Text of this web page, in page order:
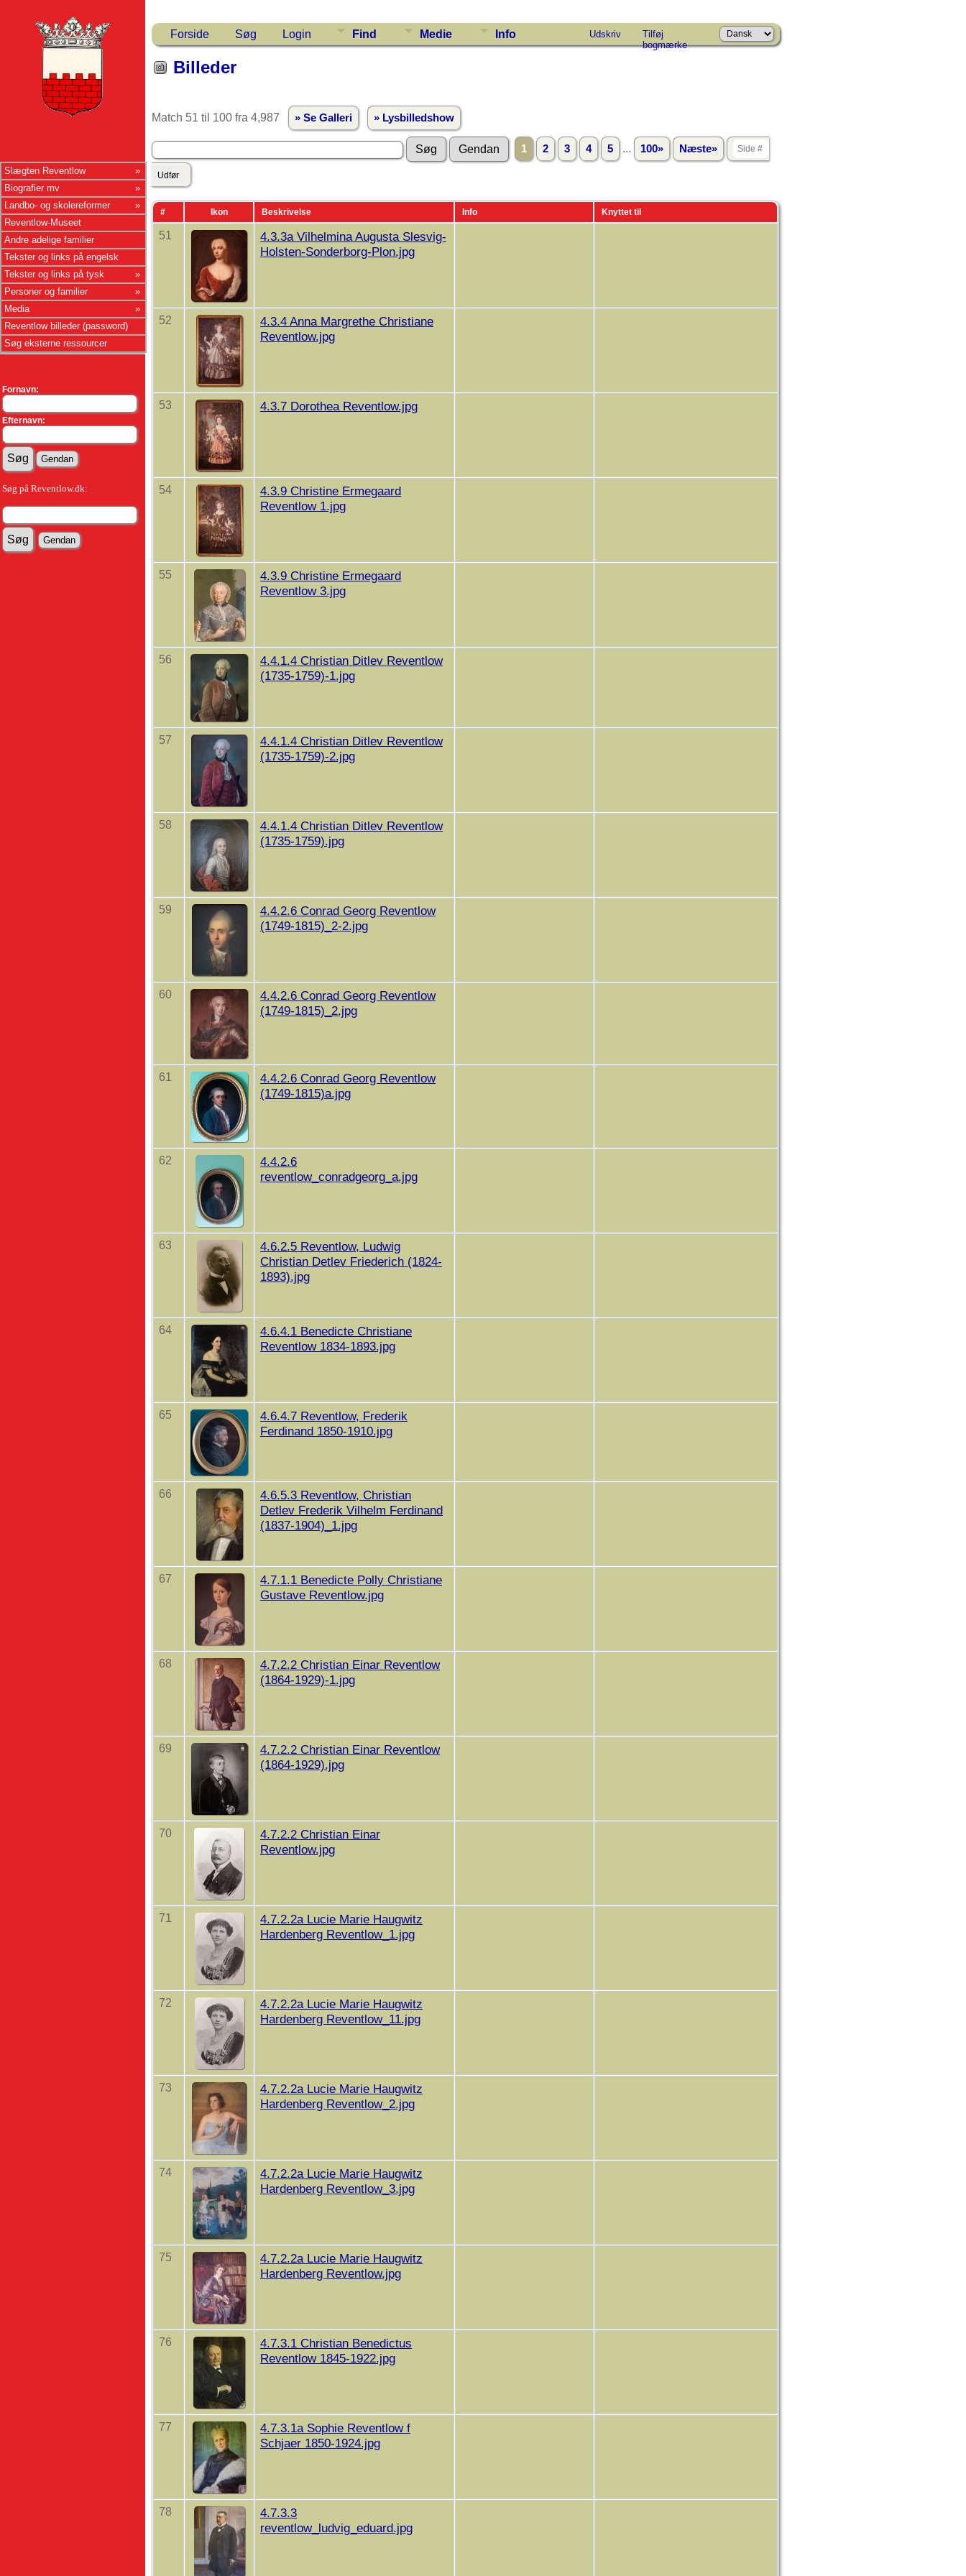
Slægten Reventlow
Biografier mv
Landbo- og skolereformer
Reventlow-Museet
Andre adelige familier
Tekster og links på engelsk
Tekster og links på tysk
Personer og familier
Media
Reventlow billeder (password)
Søg eksterne ressourcer
Fornavn:
Efternavn:
Søg på Reventlow.dk:
Forside Søg Login Find Medie Info Udskriv
Tilføj
bogmærke
Billeder
Match 51 til 100 fra 4,987 » Se Galleri » Lysbilledshow
1 2 3 4 5 ... 100» Næste»
# Ikon Beskrivelse Info Knyttet til
51
4.3.3a Vilhelmina Augusta Slesvig-
Holsten-Sonderborg-Plon.jpg
52
4.3.4 Anna Margrethe Christiane
Reventlow.jpg
53 4.3.7 Dorothea Reventlow.jpg
54
4.3.9 Christine Ermegaard
Reventlow 1.jpg
55
4.3.9 Christine Ermegaard
Reventlow 3.jpg
56
4.4.1.4 Christian Ditlev Reventlow
(1735-1759)-1.jpg
57
4.4.1.4 Christian Ditlev Reventlow
(1735-1759)-2.jpg
58
4.4.1.4 Christian Ditlev Reventlow
(1735-1759).jpg
59
4.4.2.6 Conrad Georg Reventlow
(1749-1815)_2-2.jpg
60
4.4.2.6 Conrad Georg Reventlow
(1749-1815)_2.jpg
61
4.4.2.6 Conrad Georg Reventlow
(1749-1815)a.jpg
62
4.4.2.6
reventlow_conradgeorg_a.jpg
63
4.6.2.5 Reventlow, Ludwig
Christian Detlev Friederich (1824-
1893).jpg
64
4.6.4.1 Benedicte Christiane
Reventlow 1834-1893.jpg
65
4.6.4.7 Reventlow, Frederik
Ferdinand 1850-1910.jpg
66
4.6.5.3 Reventlow, Christian
Detlev Frederik Vilhelm Ferdinand
(1837-1904)_1.jpg
67
4.7.1.1 Benedicte Polly Christiane
Gustave Reventlow.jpg
68
4.7.2.2 Christian Einar Reventlow
(1864-1929)-1.jpg
69
4.7.2.2 Christian Einar Reventlow
(1864-1929).jpg
70
4.7.2.2 Christian Einar
Reventlow.jpg
71
4.7.2.2a Lucie Marie Haugwitz
Hardenberg Reventlow_1.jpg
72
4.7.2.2a Lucie Marie Haugwitz
Hardenberg Reventlow_11.jpg
73
4.7.2.2a Lucie Marie Haugwitz
Hardenberg Reventlow_2.jpg
74
4.7.2.2a Lucie Marie Haugwitz
Hardenberg Reventlow_3.jpg
75
4.7.2.2a Lucie Marie Haugwitz
Hardenberg Reventlow.jpg
76
4.7.3.1 Christian Benedictus
Reventlow 1845-1922.jpg
77
4.7.3.1a Sophie Reventlow f
Schjaer 1850-1924.jpg
78
4.7.3.3
reventlow_ludvig_eduard.jpg